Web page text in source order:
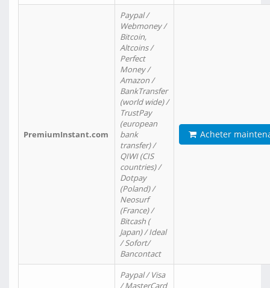
PremiumInstant.com
Paypal /
Webmoney /
Bitcoin,
Altcoins /
Perfect
Money /
Amazon /
BankTransfer
(world wide) /
TrustPay
(european
bank
transfer) /
QIWI (CIS
countries) /
Dotpay
(Poland) /
Neosurf
(France) /
Bitcash (
Japan) / Ideal
/ Sofort/
Bancontact
Acheter
Paypal / Visa
/ MasterCard